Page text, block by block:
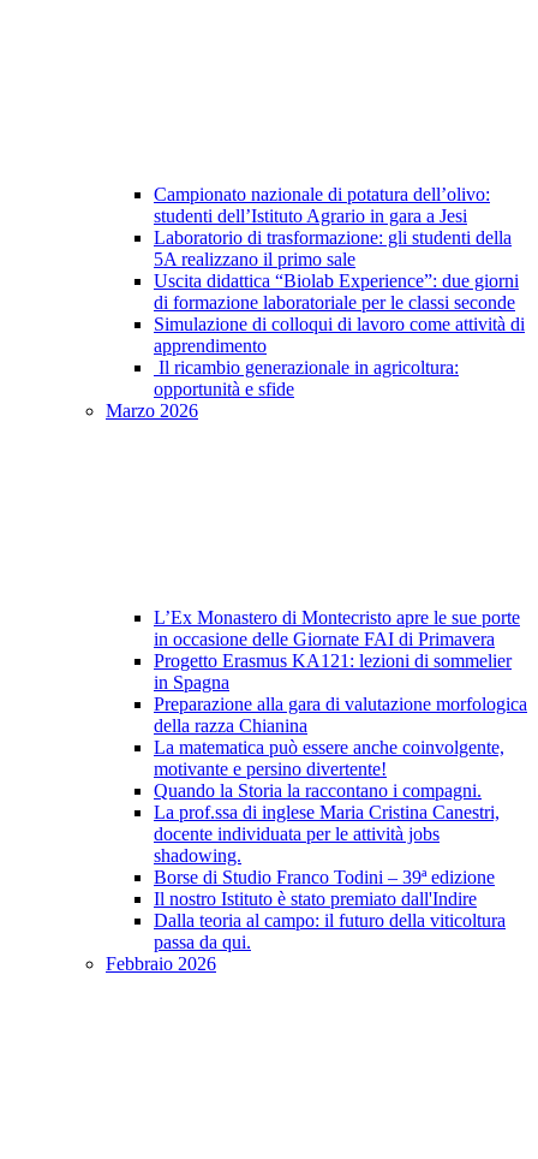
Campionato nazionale di potatura dell’olivo:
studenti dell’Istituto Agrario in gara a Jesi
Laboratorio di trasformazione: gli studenti della
5A realizzano il primo sale
Uscita didattica “Biolab Experience”: due giorni
di formazione laboratoriale per le classi seconde
Simulazione di colloqui di lavoro come attività di
apprendimento
Il ricambio generazionale in agricoltura:
opportunità e sfide
Marzo 2026
L’Ex Monastero di Montecristo apre le sue porte
in occasione delle Giornate FAI di Primavera
Progetto Erasmus KA121: lezioni di sommelier
in Spagna
Preparazione alla gara di valutazione morfologica
della razza Chianina
La matematica può essere anche coinvolgente,
motivante e persino divertente!
Quando la Storia la raccontano i compagni.
La prof.ssa di inglese Maria Cristina Canestri,
docente individuata per le attività jobs
shadowing.
Borse di Studio Franco Todini – 39ª edizione
Il nostro Istituto è stato premiato dall'Indire
Dalla teoria al campo: il futuro della viticoltura
passa da qui.
Febbraio 2026